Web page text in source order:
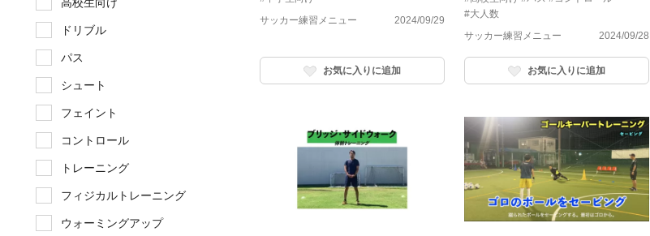
ドリブル
パス
シュート
フェイント
コントロール
トレーニング
フィジカルトレーニング
ウォーミングアップ
サッカー練習メニュー
2024/09/29
お気に入りに追加
#大人数
サッカー練習メニュー
2024/09/28
お気に入りに追加